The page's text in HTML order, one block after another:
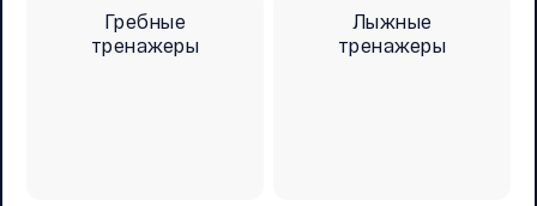
Гребные
тренажеры
Лыжные
тренажеры